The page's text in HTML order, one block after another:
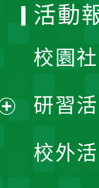
活動
校園
研習
校外